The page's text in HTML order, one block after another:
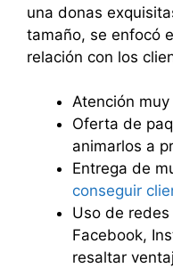
una donas
tamaño, se enfocó
relación con los
Atención
Oferta de
animarlos a
Entrega de
conseguir
Uso de
Facebook,
resaltar